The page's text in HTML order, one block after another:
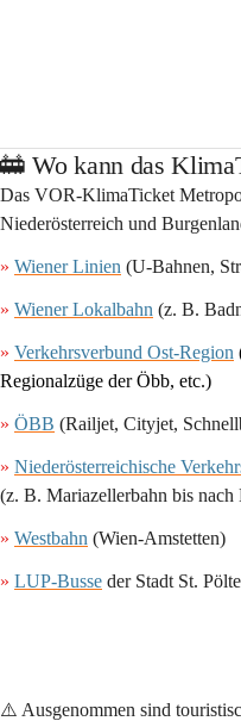
🚋 Wo kann das
Das VOR-KlimaTicket
Niederösterreich und
» Wiener Linien (U-Bahnen,
» Wiener Lokalbahn (z. B.
» Verkehrsverbund Ost-Region
Regionalzüge der Öbb, etc.)
» ÖBB (Railjet, Cityjet,
» Niederösterreichische
(z. B. Mariazellerbahn bis nach
» Westbahn (Wien-Amstetten)
» LUP-Busse der Stadt St.
⚠️ Ausgenommen sind